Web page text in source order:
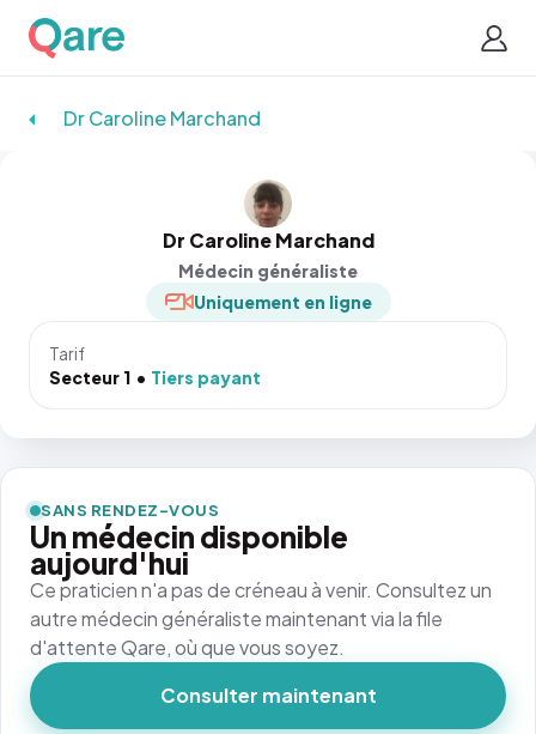
Dr Caroline Marchand
Dr Caroline Marchand
Médecin généraliste
Uniquement en ligne
Tarif
Secteur 1
Tiers payant
SANS RENDEZ-VOUS
Un médecin disponible
aujourd'hui
Ce praticien n'a pas de créneau à venir. Consultez un
autre médecin généraliste maintenant via la file
d'attente Qare, où que vous soyez.
Consulter maintenant